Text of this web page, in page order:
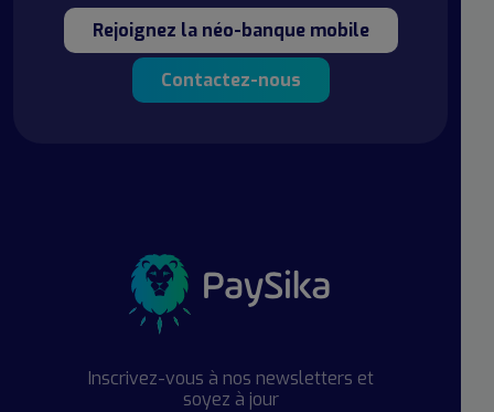
Rejoignez la néo-banque mobile
Contactez-nous
Inscrivez-vous à nos newsletters et
soyez à jour